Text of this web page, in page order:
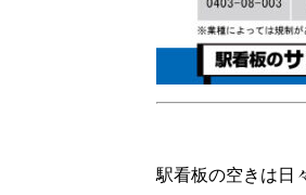
駅看板の空きは日